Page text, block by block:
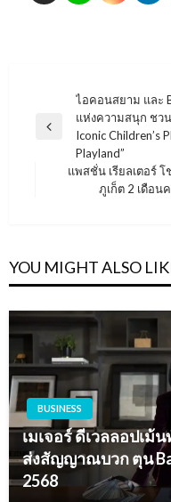
แนะแนว
เรื่อง
Previous
ไอคอนสยาม และ
แห่งความสนุก ชว
Iconic Children’s
Playland”
แพสชั่น เรียลเตอร์
ภูเก็ต 2 เดือน
YOU MIGHT ALSO
BUSINESS
เมเจอร์ ดีเวลลอปเม้
ส่งสัญญาณบวก ตุน
2568